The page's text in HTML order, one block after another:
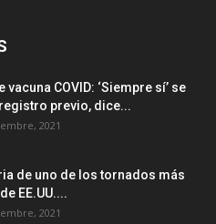
vacuna COVID: ‘Siempre sí’ se
previo, dice...
2021
de uno de los tornados más
EE.UU....
2021